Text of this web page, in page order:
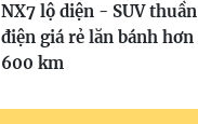
NX7 lộ diện - SUV thuần
điện giá rẻ lăn bánh hơn
600 km